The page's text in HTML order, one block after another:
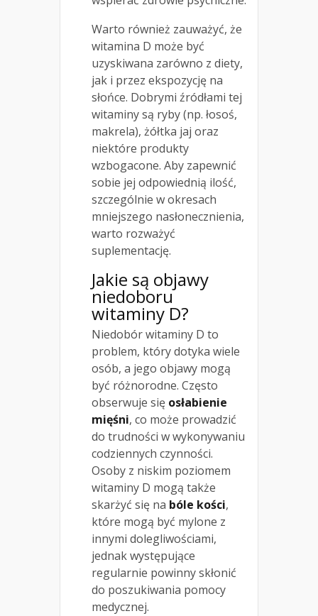
Warto również zauważyć, że
witamina D może być
uzyskiwana zarówno z diety,
jak i przez ekspozycję na
słońce. Dobrymi źródłami tej
witaminy są ryby (np. łosoś,
makrela), żółtka jaj oraz
niektóre produkty
wzbogacone. Aby zapewnić
sobie jej odpowiednią ilość,
szczególnie w okresach
mniejszego nasłonecznienia,
warto rozważyć
suplementację.
Jakie są objawy
niedoboru
witaminy D?
Niedobór witaminy D to
problem, który dotyka wiele
osób, a jego objawy mogą
być różnorodne. Często
obserwuje się osłabienie
mięśni, co może prowadzić
do trudności w wykonywaniu
codziennych czynności.
Osoby z niskim poziomem
witaminy D mogą także
skarżyć się na bóle kości,
które mogą być mylone z
innymi dolegliwościami,
jednak występujące
regularnie powinny skłonić
do poszukiwania pomocy
medycznej.